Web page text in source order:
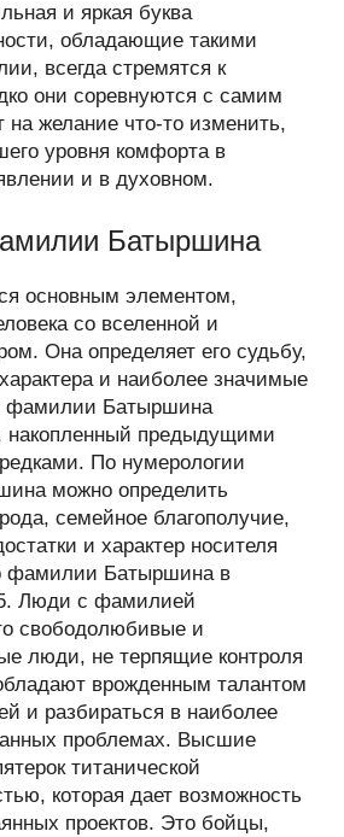
и яркая буква
обладающие такими
всегда стремятся к
они соревнуются с самим
на желание что-то изменить,
уровня комфорта в
и в духовном.
Батыршина
основным элементом,
со вселенной и
Она определяет его судьбу,
и наиболее значимые
фамилии Батыршина
накопленный предыдущими
По нумерологии
можно определить
семейное благополучие,
и характер носителя
Батыршина в
Люди с фамилией
свободолюбивые и
люди, не терпящие контроля
врожденным талантом
и разбираться в наиболее
проблемах. Высшие
титанической
которая дает возможность
проектов. Это бойцы,